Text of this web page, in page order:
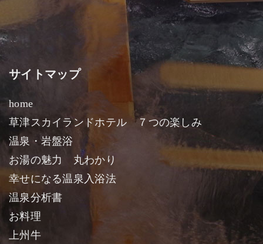
サイトマップ
home
草津スカイランドホテル ７つの楽しみ
温泉・岩盤浴
お湯の魅力 丸わかり
幸せになる温泉入浴法
温泉分析書
お料理
上州牛